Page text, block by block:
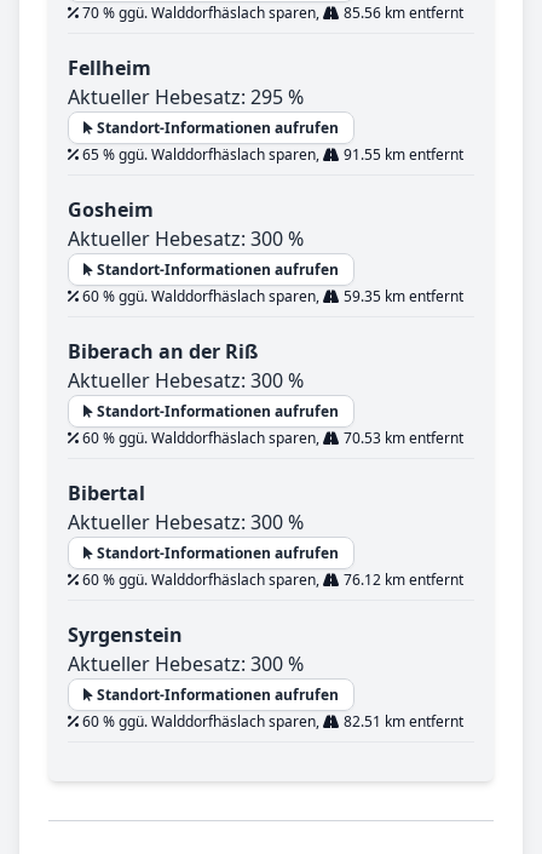
70 % ggü. Walddorfhäslach sparen,
85.56 km entfernt
Fellheim
Aktueller Hebesatz: 295 %
Standort-Informationen aufrufen
65 % ggü. Walddorfhäslach sparen,
91.55 km entfernt
Gosheim
Aktueller Hebesatz: 300 %
Standort-Informationen aufrufen
60 % ggü. Walddorfhäslach sparen,
59.35 km entfernt
Biberach an der Riß
Aktueller Hebesatz: 300 %
Standort-Informationen aufrufen
60 % ggü. Walddorfhäslach sparen,
70.53 km entfernt
Bibertal
Aktueller Hebesatz: 300 %
Standort-Informationen aufrufen
60 % ggü. Walddorfhäslach sparen,
76.12 km entfernt
Syrgenstein
Aktueller Hebesatz: 300 %
Standort-Informationen aufrufen
60 % ggü. Walddorfhäslach sparen,
82.51 km entfernt